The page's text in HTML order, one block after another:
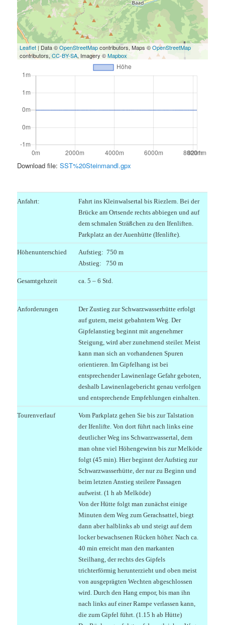
Leaflet | Data ©OpenStreetMapcontributors, Maps ©OpenStreetMap
contributors,CC-BY-SA, Imagery ©Mapbox
Download file:SST%20Steinmandl.gpx
Anfahrt:
Fahrt ins Kleinwalsertal bis Riezlern. Bei der
Brücke am Ortsende rechts abbiegen und auf
dem schmalen Sträßchen zu den Ifenliften.
Parkplatz an der Auenhütte (Ifenlifte).
Höhenunterschied
Aufstieg: 750 m
Abstieg: 750 m
Gesamtgehzeit ca. 5 – 6 Std.
Anforderungen
Der Zustieg zur Schwarzwasserhütte erfolgt
auf gutem, meist gebahntem Weg. Der
Gipfelanstieg beginnt mit angenehmer
Steigung, wird aber zunehmend steiler. Meist
kann man sich an vorhandenen Spuren
orientieren. Im Gipfelhang ist bei
entsprechender Lawinenlage Gefahr geboten,
deshalb Lawinenlagebericht genau verfolgen
und entsprechende Empfehlungen einhalten.
Tourenverlauf
Vom Parkplatz gehen Sie bis zur Talstation
der Ifenlifte. Von dort führt nach links eine
deutlicher Weg ins Schwarzwassertal, dem
man ohne viel Höhengewinn bis zur Melköde
folgt (45 min). Hier beginnt der Aufstieg zur
Schwarzwasserhütte, der nur zu Beginn und
beim letzten Anstieg steilere Passagen
aufweist. (1 h ab Melköde)
Von der Hütte folgt man zunächst einige
Minuten dem Weg zum Gerachsattel, biegt
dann aber halblinks ab und steigt auf dem
locker bewachsenen Rücken höher. Nach ca.
40 min erreicht man den markanten
Steilhang, der rechts des Gipfels
trichterförmig herunterzieht und oben meist
von ausgeprägten Wechten abgeschlossen
wird. Durch den Hang empor, bis man ihn
nach links auf einer Rampe verlassen kann,
die zum Gipfel führt. (1.15 h ab Hütte)